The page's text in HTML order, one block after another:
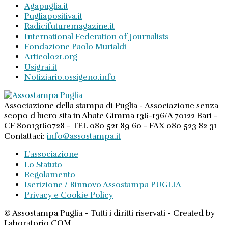
Agapuglia.it
Pugliapositiva.it
Radicifuturemagazine.it
International Federation of Journalists
Fondazione Paolo Murialdi
Articolo21.org
Usigrai.it
Notiziario.ossigeno.info
Associazione della stampa di Puglia - Associazione senza
scopo d lucro sita in Abate Gimma 136-136/A 70122 Bari -
CF 80013160728 - TEL 080 521 89 60 - FAX 080 523 82 31
Contattaci: info@assostampa.it
L’associazione
Lo Statuto
Regolamento
Iscrizione / Rinnovo Assostampa PUGLIA
Privacy e Cookie Policy
© Assostampa Puglia - Tutti i diritti riservati - Created by